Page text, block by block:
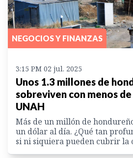
NEGOCIOS Y FINANZAS
3:15 PM 02 jul. 2025
Unos 1.3 millones de
sobreviven con menos
UNAH
Más de un millón de
un dólar al día. ¿Qué tan
si ni siquiera pueden cubrir la